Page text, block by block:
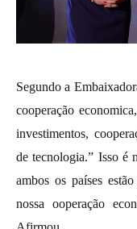
Segundo a
cooperação
investimentos,
de tecnologia.” Isso é
ambos os países
nossa ooperação